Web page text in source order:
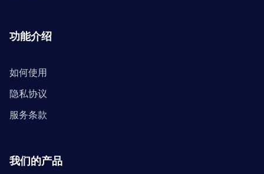
功能介绍
如何使用
隐私协议
服务条款
我们的产品